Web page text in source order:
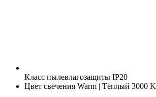
Класс пылевлагозащиты IP20
Цвет свечения Warm | Тёплый 3000 K